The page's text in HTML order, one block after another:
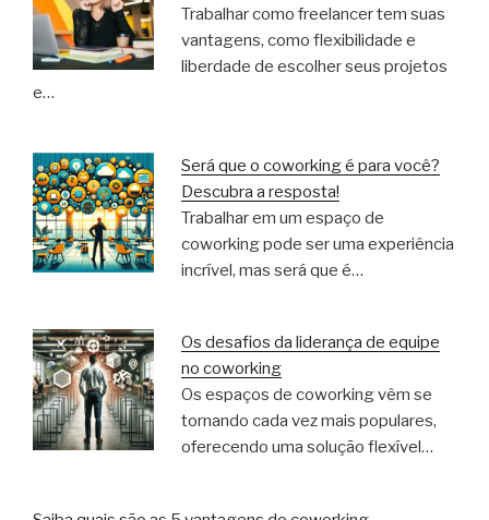
Trabalhar como freelancer tem suas
vantagens, como flexibilidade e
liberdade de escolher seus projetos
e…
Será que o coworking é para você?
Descubra a resposta!
Trabalhar em um espaço de
coworking pode ser uma experiência
incrível, mas será que é…
Os desafios da liderança de equipe
no coworking
Os espaços de coworking vêm se
tornando cada vez mais populares,
oferecendo uma solução flexível…